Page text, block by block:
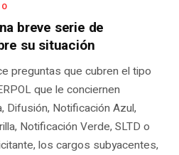
breve serie de
su situación
preguntas que cubren el tipo
que le conciernen
Difusión, Notificación Azul,
Notificación Verde, SLTD o
los cargos subyacentes,